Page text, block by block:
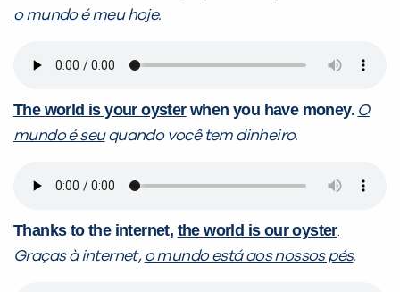
o mundo é meuhoje.
The world is your oysterwhen you have money. O
mundo é seuquando você tem dinheiro.
Thanks to the internet, the world is our oyster.
Graças à internet, o mundo está aos nossos pés.